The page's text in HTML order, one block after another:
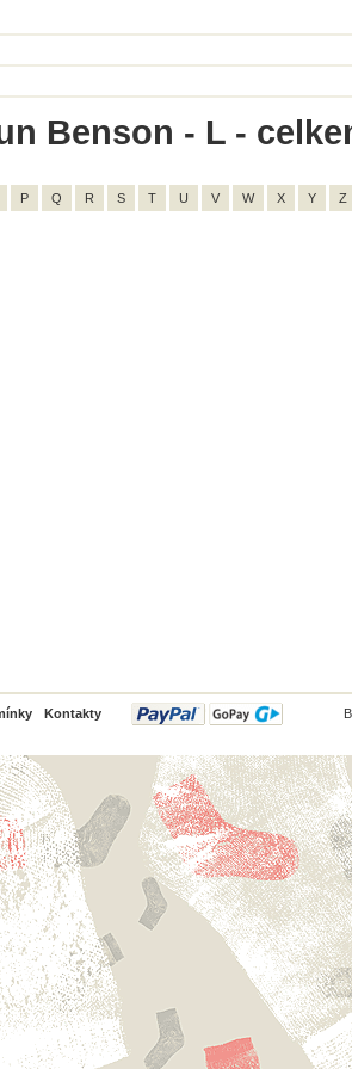
Benson - L -
P Q R S T U V W X Y Z
Kontakty